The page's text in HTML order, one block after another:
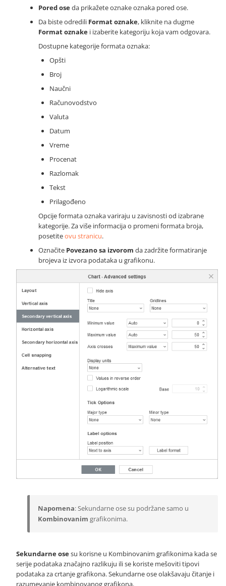
Pored oseda prikažete oznake oznaka pored ose.
Da biste odredili Format oznake, kliknite na dugme
Format oznake i izaberite kategoriju koja vam odgovara.
Dostupne kategorije formata oznaka:
Opšti
Broj
Naučni
Računovodstvo
Valuta
Datum
Vreme
Procenat
Razlomak
Tekst
Prilagođeno
Opcije formata oznaka variraju u zavisnosti od izabrane
kategorije. Za više informacija o promeni formata broja,
posetiteovu stranicu.
Označite Povezano sa izvorom da zadržite formatiranje
brojeva iz izvora podataka u grafikonu.
Napomena: Sekundarne ose su podržane samo u
Kombinovanim grafikonima.
Sekundarne osesu korisne u Kombinovanim grafikonima kada se
serije podataka značajno razlikuju ili se koriste mešoviti tipovi
podataka za crtanje grafikona. Sekundarne ose olakšavaju čitanje i
razumevanje kombinovanog grafikona.